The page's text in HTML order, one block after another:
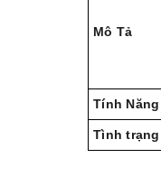
Mô Tả
Tính Năng
Tình